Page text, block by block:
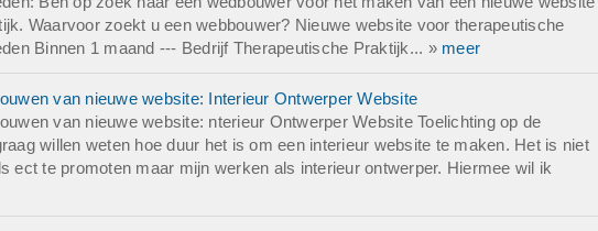
Waarvoor zoekt u een webbouwer? Nieuwe website voor therapeutische
Binnen 1 maand --- Bedrijf Therapeutische Praktijk... » meer
van nieuwe website: Interieur Ontwerper Website
van nieuwe website: nterieur Ontwerper Website Toelichting op de
willen weten hoe duur het is om een interieur website te maken. Het is niet
ect te promoten maar mijn werken als interieur ontwerper. Hiermee wil ik